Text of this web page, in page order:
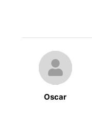
Oscar